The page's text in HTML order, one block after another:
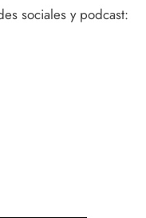
sociales y podcast: